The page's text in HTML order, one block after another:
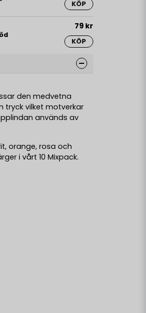
KÖP
79 kr
KÖP
den medvetna
tryck vilket motverkar
används av
orange, rosa och
i vårt 10 Mixpack.
fästförmåga vid
när du början
klubban. Avsluta
tips är att inte dra
du lindar på. Då